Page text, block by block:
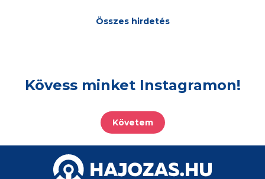
Összes hirdetés
Kövess minket Instagramon!
Követem